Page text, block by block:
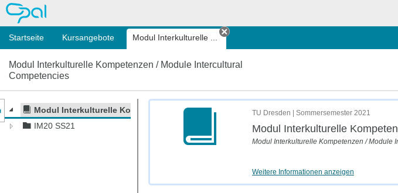
OPAL
Startseite Kursangebote Modul Interkulturelle ...
Tab schließen
Modul Interkulturelle Kompetenzen / Module Intercultural
Competencies
Modul Interkulturelle Kompetenzen / Module Intercultural Competencies
IM20 SS21
des Kursmenüs
TU Dresden | Sommersemester 2021
Modul Interkulturelle
Modul Interkulturelle Kompetenzen / Module
Weitere Informationen anzeigen